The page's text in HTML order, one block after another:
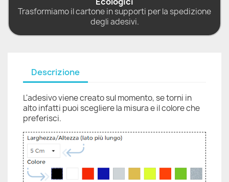
Trasformiamo il cartone in supporti per la spedizione
degli adesivi.
Descrizione
L'adesivo viene creato sul momento, se torni in
alto infatti puoi scegliere la misura e il colore che
preferisci.